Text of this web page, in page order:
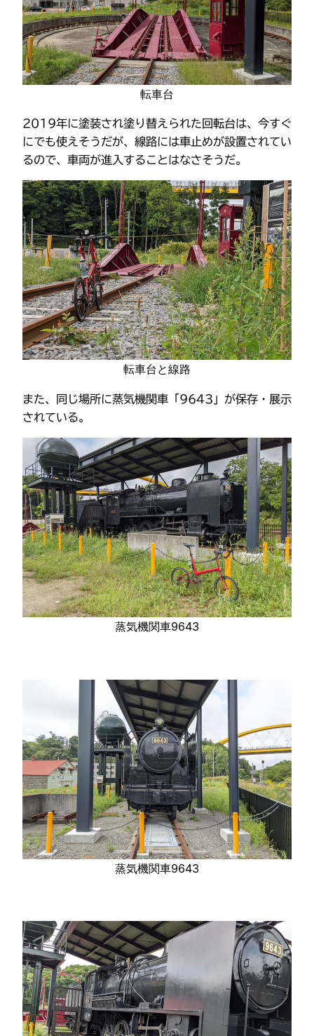
転車台
2019年に塗装され塗り替えられた回転台は、今すぐ
にでも使えそうだが、線路には車止めが設置されてい
るので、車両が進入することはなさそうだ。
転車台と線路
また、同じ場所に蒸気機関車「9643」が保存・展示
されている。
蒸気機関車9643
蒸気機関車9643